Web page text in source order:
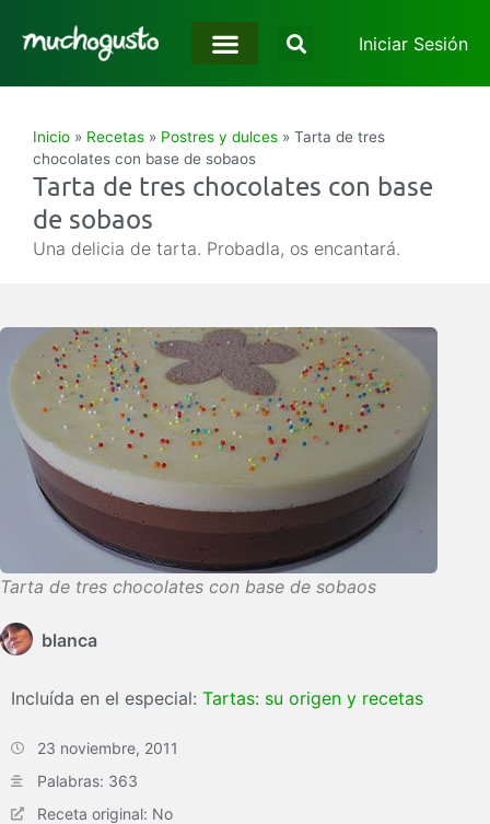
Iniciar Sesión
Inicio » Recetas » Postres y dulces » Tarta de tres
chocolates con base de sobaos
Tarta de tres chocolates con base
de sobaos
Una delicia de tarta. Probadla, os encantará.
Tarta de tres chocolates con base de sobaos
blanca
Incluída en el especial: Tartas: su origen y recetas
23 noviembre, 2011
Palabras: 363
Receta original: No